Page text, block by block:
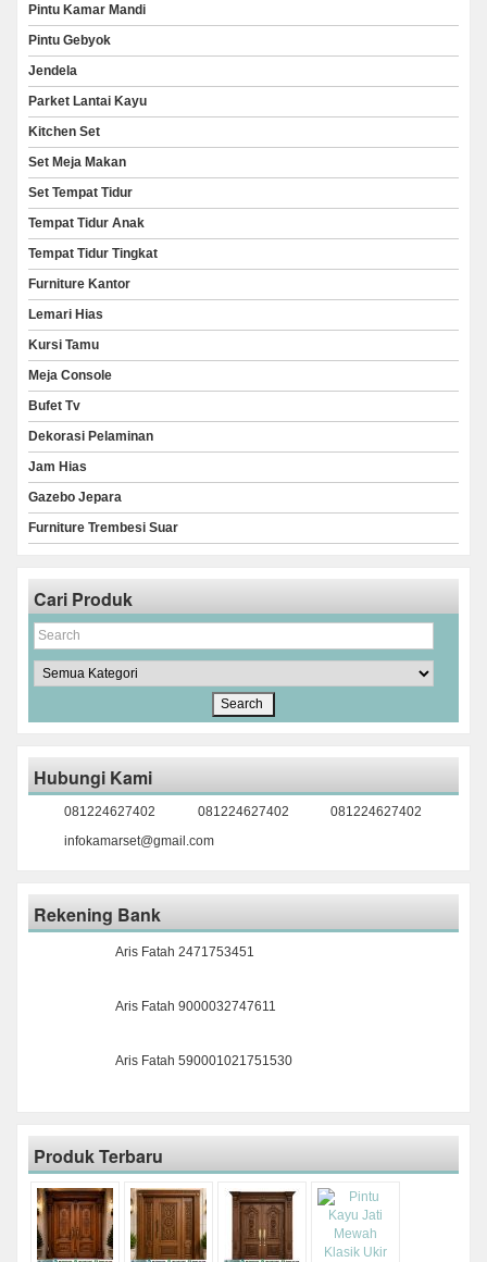
Pintu Kamar Mandi
Pintu Gebyok
Jendela
Parket Lantai Kayu
Kitchen Set
Set Meja Makan
Set Tempat Tidur
Tempat Tidur Anak
Tempat Tidur Tingkat
Furniture Kantor
Lemari Hias
Kursi Tamu
Meja Console
Bufet Tv
Dekorasi Pelaminan
Jam Hias
Gazebo Jepara
Furniture Trembesi Suar
Cari Produk
Hubungi Kami
081224627402 081224627402
081224627402
infokamarset@gmail.com
Rekening Bank
Aris Fatah 2471753451
Aris Fatah 9000032747611
Aris Fatah 590001021751530
Produk Terbaru